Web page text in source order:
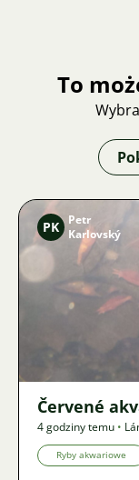
To
PK
Petr
Karlovský
Červené
4 godziny temu •
Ryby akwariowe